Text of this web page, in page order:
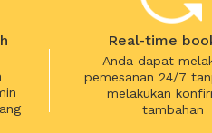
Real-time
Anda dapat
pemesanan 24/7
melakukan
tambahan